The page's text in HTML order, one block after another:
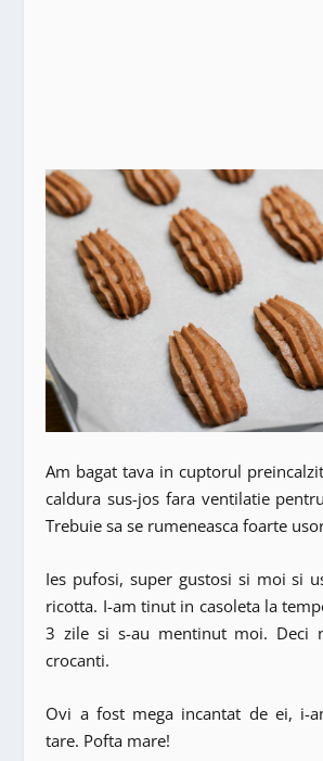
Am bagat tava in cuptorul
caldura sus-jos fara ventilatie
Trebuie sa se rumeneasca foarte
Ies pufosi, super gustosi si moi si
ricotta. I-am tinut in casoleta la
3 zile si s-au mentinut moi. Deci
crocanti.
Ovi a fost mega incantat de ei, i-
tare. Pofta mare!